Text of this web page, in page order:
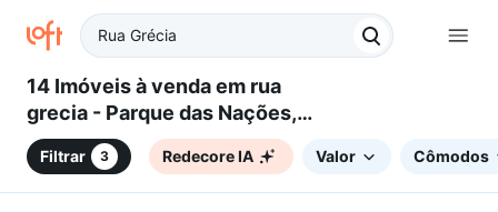
14 Imóveis à venda em rua
grecia - Parque das Nações,
Santo André, SP
Filtrar 3 Redecore IA Valor Cômodos